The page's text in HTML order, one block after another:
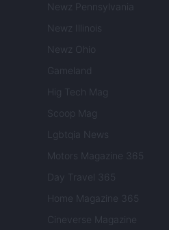
Newz Pennsylvania
Newz Illinois
Newz Ohio
Gameland
Hig Tech Mag
Scoop Mag
Lgbtqia News
Motors Magazine 365
Day Travel 365
Home Magazine 365
Cineverse Magazine